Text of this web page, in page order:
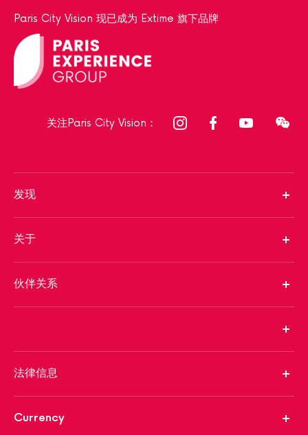
Paris City Vision 现已成为 Extime 旗下品牌
关注Paris City Vision：
发现
关于
伙伴关系
法律信息
Currency